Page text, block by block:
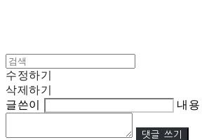
수정하기
삭제하기
글쓴이
내용
댓글 쓰기